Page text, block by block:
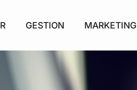
GESTION MARKETING